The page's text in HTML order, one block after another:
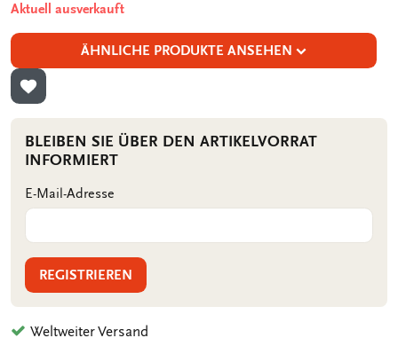
Aktuell ausverkauft
ÄHNLICHE PRODUKTE ANSEHEN
ZUR WUNSCHLISTE HINZUFÜGEN
BLEIBEN SIE ÜBER DEN ARTIKELVORRAT
INFORMIERT
E-Mail-Adresse
REGISTRIEREN
Weltweiter Versand